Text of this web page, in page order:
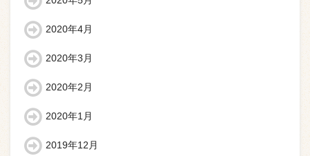
2020年4月
2020年3月
2020年2月
2020年1月
2019年12月